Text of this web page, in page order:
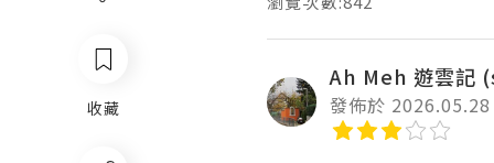
Ah Meh 遊雲記
發佈於 2026.05.28
收藏